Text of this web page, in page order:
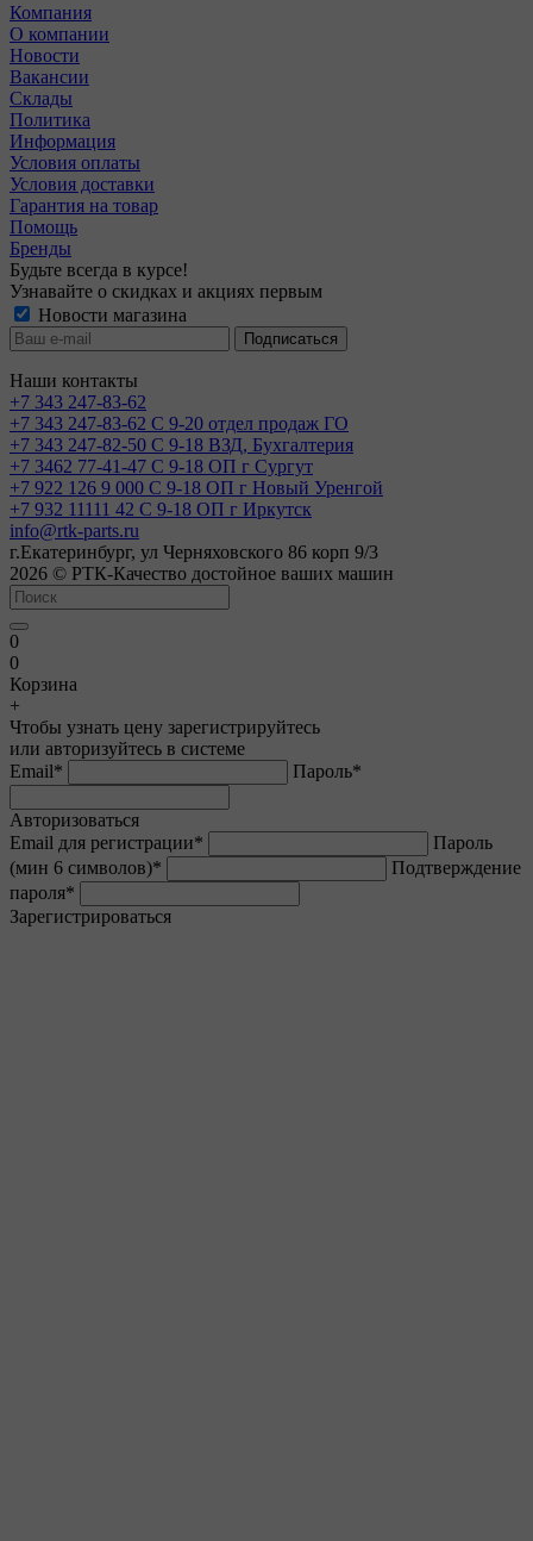
Компания
О компании
Новости
Вакансии
Склады
Политика
Информация
Условия оплаты
Условия доставки
Гарантия на товар
Помощь
Бренды
Будьте всегда в курсе!
Узнавайте о скидках и акциях первым
Новости магазина
Наши контакты
+7 343 247-83-62
+7 343 247-83-62 С 9-20 отдел продаж ГО
+7 343 247-82-50 С 9-18 ВЗД, Бухгалтерия
+7 3462 77-41-47 С 9-18 ОП г Сургут
+7 922 126 9 000 С 9-18 ОП г Новый Уренгой
+7 932 11111 42 С 9-18 ОП г Иркутск
info@rtk-parts.ru
г.Екатеринбург, ул Черняховского 86 корп 9/3
2026 © РТК-Качество достойное ваших машин
0
0
Корзина
+
Чтобы узнать цену зарегистрируйтесь
или авторизуйтесь в системе
Email* Пароль*
Авторизоваться
Email для регистрации*
Пароль
(мин 6 символов)*
Подтверждение
пароля*
Зарегистрироваться